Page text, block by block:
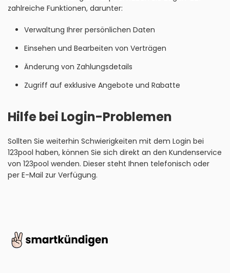
zahlreiche Funktionen, darunter:
Verwaltung Ihrer persönlichen Daten
Einsehen und Bearbeiten von Verträgen
Änderung von Zahlungsdetails
Zugriff auf exklusive Angebote und Rabatte
Hilfe bei Login-Problemen
Sollten Sie weiterhin Schwierigkeiten mit dem Login bei
123pool haben, können Sie sich direkt an den Kundenservice
von 123pool wenden. Dieser steht Ihnen telefonisch oder
per E-Mail zur Verfügung.